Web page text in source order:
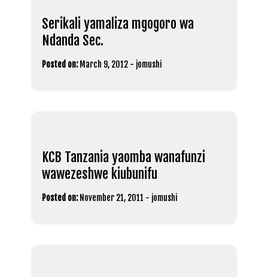
Serikali yamaliza mgogoro wa
Ndanda Sec.
Posted on: March 9, 2012 - jomushi
KCB Tanzania yaomba wanafunzi
wawezeshwe kiubunifu
Posted on: November 21, 2011 - jomushi